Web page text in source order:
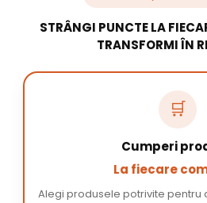
STRÂNGI PUNCTE LA
TRANSFORMI ÎN
🛒
Cumperi
La fiecare
Alegi produsele potrivite pentru